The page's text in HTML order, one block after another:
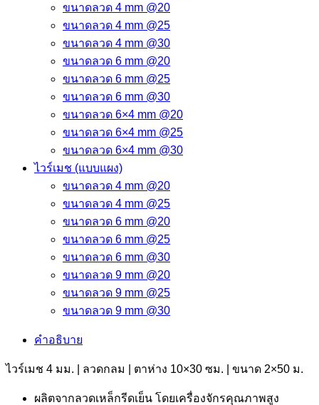
ขนาดลวด 4 mm @20
ขนาดลวด 4 mm @25
ขนาดลวด 4 mm @30
ขนาดลวด 6 mm @20
ขนาดลวด 6 mm @25
ขนาดลวด 6 mm @30
ขนาดลวด 6×4 mm @20
ขนาดลวด 6×4 mm @25
ขนาดลวด 6×4 mm @30
ไวร์เมช (แบบแผง)
ขนาดลวด 4 mm @20
ขนาดลวด 4 mm @25
ขนาดลวด 6 mm @20
ขนาดลวด 6 mm @25
ขนาดลวด 6 mm @30
ขนาดลวด 9 mm @20
ขนาดลวด 9 mm @25
ขนาดลวด 9 mm @30
คำอธิบาย
ไวร์เมช 4 มม. | ลวดกลม | ตาห่าง 10×30 ซม. | ขนาด 2×50 ม.
ผลิตจากลวดเหล็กรีดเย็น โดยเครื่องจักรคุณภาพสูง